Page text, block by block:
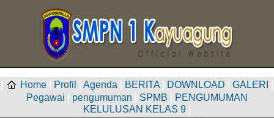
Home Profil Agenda BERITA DOWNLOAD GALERI
Pegawai
pengumuman SPMB
PENGUMUMAN
KELULUSAN KELAS 9